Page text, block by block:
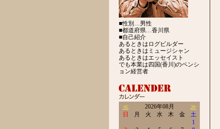
■性別…男性
■都道府県…香川県
■自己紹介
あるときはログビルダー
あるときはミュージシャン
あるときはエッセイスト
でも本業は四国(香川)のペンシ
ョン経営者
≪ 2026年08月
≫
日
月 火 水 木 金
土
1